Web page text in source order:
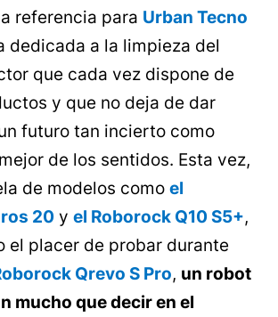
referencia para Urban Tecno
dedicada a la limpieza del
que cada vez dispone de
y que no deja de dar
futuro tan incierto como
de los sentidos. Esta vez,
de modelos como el
20 y el Roborock Q10 S5+,
el placer de probar durante
Qrevo S Pro, un robot
mucho que decir en el